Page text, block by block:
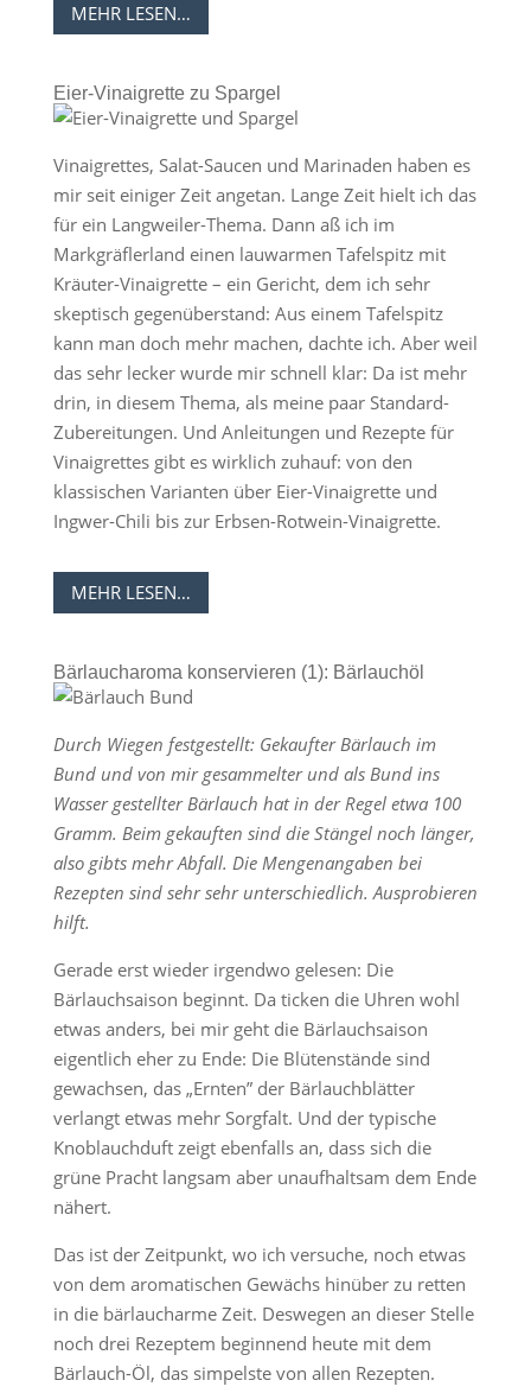
MEHR LESEN…
Eier-Vinaigrette zu Spargel
Vinaigrettes, Salat-Saucen und Marinaden haben es
mir seit einiger Zeit angetan. Lange Zeit hielt ich das
für ein Langweiler-Thema. Dann aß ich im
Markgräflerland einen lauwarmen Tafelspitz mit
Kräuter-Vinaigrette – ein Gericht, dem ich sehr
skeptisch gegenüberstand: Aus einem Tafelspitz
kann man doch mehr machen, dachte ich. Aber weil
das sehr lecker wurde mir schnell klar: Da ist mehr
drin, in diesem Thema, als meine paar Standard-
Zubereitungen. Und Anleitungen und Rezepte für
Vinaigrettes gibt es wirklich zuhauf: von den
klassischen Varianten über Eier-Vinaigrette und
Ingwer-Chili bis zur Erbsen-Rotwein-Vinaigrette.
MEHR LESEN…
Bärlaucharoma konservieren (1): Bärlauchöl
Durch Wiegen festgestellt: Gekaufter Bärlauch im
Bund und von mir gesammelter und als Bund ins
Wasser gestellter Bärlauch hat in der Regel etwa 100
Gramm. Beim gekauften sind die Stängel noch länger,
also gibts mehr Abfall. Die Mengenangaben bei
Rezepten sind sehr sehr unterschiedlich. Ausprobieren
hilft.
Gerade erst wieder irgendwo gelesen: Die
Bärlauchsaison beginnt. Da ticken die Uhren wohl
etwas anders, bei mir geht die Bärlauchsaison
eigentlich eher zu Ende: Die Blütenstände sind
gewachsen, das „Ernten” der Bärlauchblätter
verlangt etwas mehr Sorgfalt. Und der typische
Knoblauchduft zeigt ebenfalls an, dass sich die
grüne Pracht langsam aber unaufhaltsam dem Ende
nähert.
Das ist der Zeitpunkt, wo ich versuche, noch etwas
von dem aromatischen Gewächs hinüber zu retten
in die bärlaucharme Zeit. Deswegen an dieser Stelle
noch drei Rezeptem beginnend heute mit dem
Bärlauch-Öl, das simpelste von allen Rezepten.